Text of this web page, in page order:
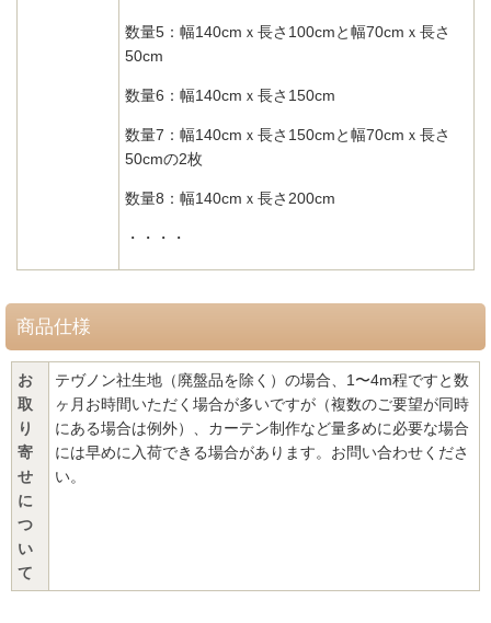
数量5： 幅140cmｘ長さ100cmと幅70cmｘ長さ
50cm
数量6：幅140cmｘ長さ150cm
数量7：幅140cmｘ長さ150cmと幅70cmｘ長さ
50cmの2枚
数量8：幅140cmｘ長さ200cm
・・・・
商品仕様
お
取
り
寄
せ
に
つ
い
て
テヴノン社生地（廃盤品を除く）の場合、1〜4m程ですと数
ヶ月お時間いただく場合が多いですが（複数のご要望が同時
にある場合は例外）、カーテン制作など量多めに必要な場合
には早めに入荷できる場合があります。お問い合わせくださ
い。